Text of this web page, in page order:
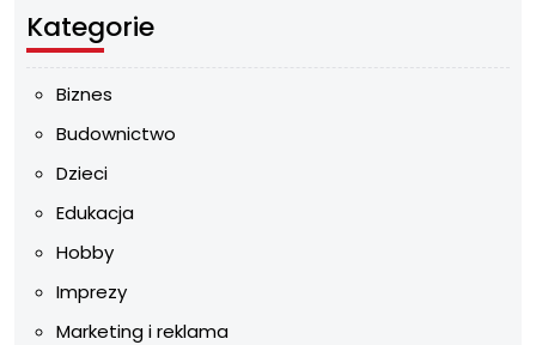
Kategorie
Biznes
Budownictwo
Dzieci
Edukacja
Hobby
Imprezy
Marketing i reklama